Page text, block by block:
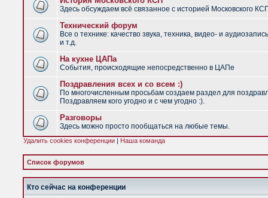
Здесь обсуждаем всё связанное с историей Московского
Технический форум
Все о технике: качество звука, техника, видео- и
и т.д.
На кухне ЦАПа
События, происходящие непосредственно в ЦАПе
Поздравления всех и со всем :)
По многочисленным просьбам создаем раздел для
Поздравляем кого угодно и с чем угодно :).
Разговоры
Здесь можно просто пообщаться на любые темы.
Удалить cookies конференции | Наша команда
Список форумов
Кто сейчас на конференции